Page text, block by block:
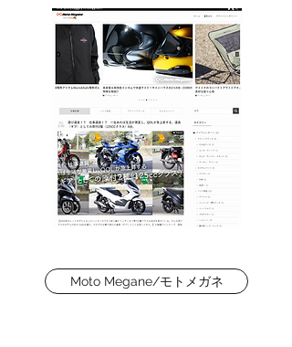
Moto Megane/モトメガネ